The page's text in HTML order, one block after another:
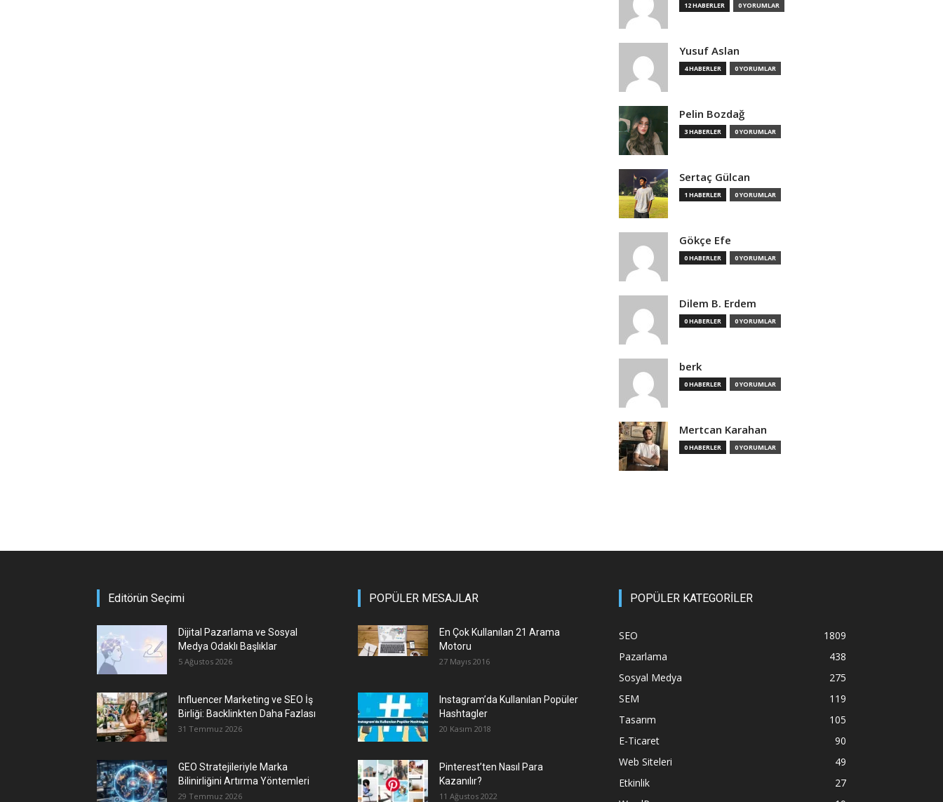
12 HABERLER 0 YORUMLAR
Yusuf Aslan
4 HABERLER 0 YORUMLAR
Pelin Bozdağ
3 HABERLER 0 YORUMLAR
Sertaç Gülcan
1 HABERLER 0 YORUMLAR
Gökçe Efe
0 HABERLER 0 YORUMLAR
Dilem B. Erdem
0 HABERLER 0 YORUMLAR
berk
0 HABERLER 0 YORUMLAR
Mertcan Karahan
0 HABERLER 0 YORUMLAR
Editörün Seçimi
Dijital Pazarlama ve Sosyal
Medya Odaklı Başlıklar
5 Ağustos 2026
Influencer Marketing ve SEO İş
Birliği: Backlinkten Daha Fazlası
31 Temmuz 2026
GEO Stratejileriyle Marka
Bilinirliğini Artırma Yöntemleri
29 Temmuz 2026
POPÜLER MESAJLAR
En Çok Kullanılan 21 Arama
Motoru
27 Mayıs 2016
Instagram’da Kullanılan Popüler
Hashtagler
20 Kasım 2018
Pinterest’ten Nasıl Para
Kazanılır?
11 Ağustos 2022
POPÜLER KATEGORİLER
SEO
1809
Pazarlama
438
Sosyal Medya
275
SEM
119
Tasarım
105
E-Ticaret
90
Web Siteleri
49
Etkinlik
27